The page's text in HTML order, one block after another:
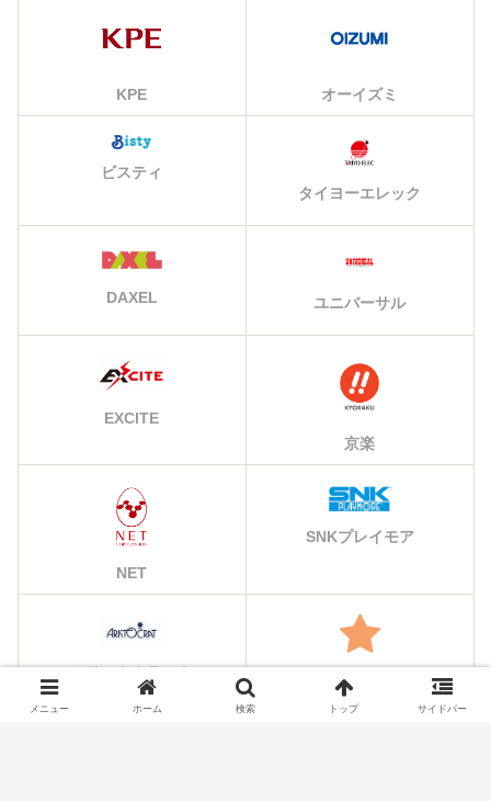
KPE オーイズミ
ビスティ
タイヨーエレック
DAXEL ユニバーサル
EXCITE
京楽
NET
SNKプレイモア
アリストクラート その他のメーカー
メニュー ホーム 検索 トップ サイドバー